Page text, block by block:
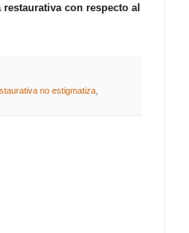
con respecto al
no estigmatiza